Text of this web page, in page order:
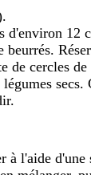
d'environ 12
beurrés.
de cercles
à l'aide